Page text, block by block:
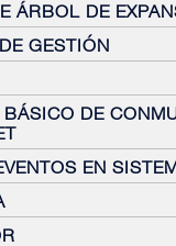
ÁRBOL DE
GESTIÓN
DE
EN